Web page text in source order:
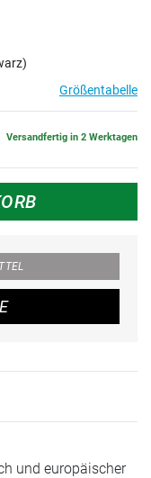
Größentabelle
Versandfertig in 2 Werktagen
und europäischer